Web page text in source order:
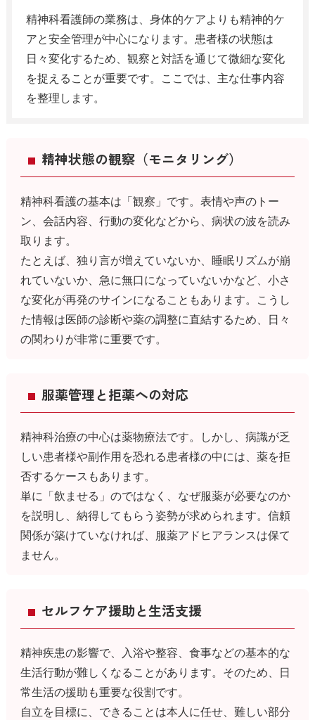
精神科看護師の業務は、身体的ケアよりも精神的ケ
アと安全管理が中心になります。患者様の状態は
日々変化するため、観察と対話を通じて微細な変化
を捉えることが重要です。ここでは、主な仕事内容
を整理します。
精神状態の観察（モニタリング）
精神科看護の基本は「観察」です。表情や声のトー
ン、会話内容、行動の変化などから、病状の波を読み
取ります。
たとえば、独り言が増えていないか、睡眠リズムが崩
れていないか、急に無口になっていないかなど、小さ
な変化が再発のサインになることもあります。こうし
た情報は医師の診断や薬の調整に直結するため、日々
の関わりが非常に重要です。
服薬管理と拒薬への対応
精神科治療の中心は薬物療法です。しかし、病識が乏
しい患者様や副作用を恐れる患者様の中には、薬を拒
否するケースもあります。
単に「飲ませる」のではなく、なぜ服薬が必要なのか
を説明し、納得してもらう姿勢が求められます。信頼
関係が築けていなければ、服薬アドヒアランスは保て
ません。
セルフケア援助と生活支援
精神疾患の影響で、入浴や整容、食事などの基本的な
生活行動が難しくなることがあります。そのため、日
常生活の援助も重要な役割です。
自立を目標に、できることは本人に任せ、難しい部分